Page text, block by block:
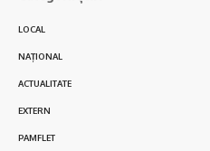
LOCAL
NAȚIONAL
ACTUALITATE
EXTERN
PAMFLET